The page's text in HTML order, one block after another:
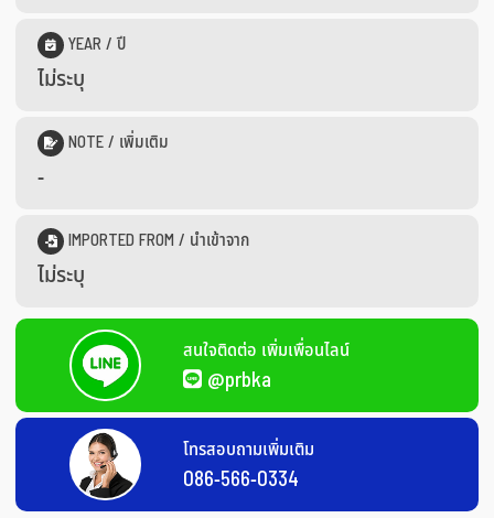
YEAR / ปี
ไม่ระบุ
NOTE / เพิ่มเติม
-
IMPORTED FROM / นำเข้าจาก
ไม่ระบุ
สนใจติดต่อ เพิ่มเพื่อนไลน์
@prbka
โทรสอบถามเพิ่มเติม
086-566-0334